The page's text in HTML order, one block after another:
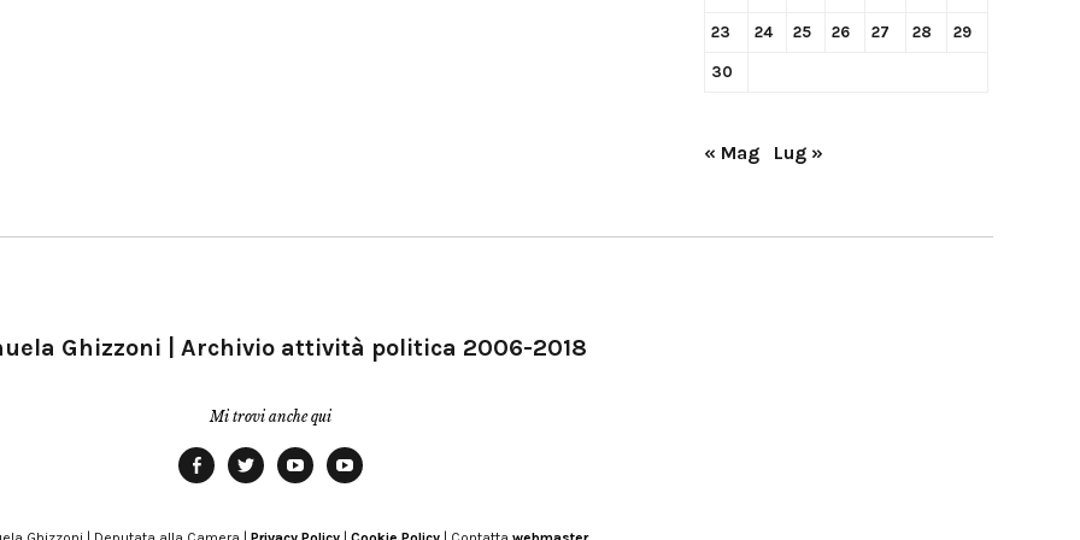
23 24 25 26 27 28 29
30
« Mag Lug »
Ghizzoni | Archivio attività politica 2006-2018
Mi trovi anche qui
Modena